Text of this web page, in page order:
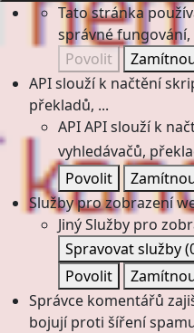
Tato stránka
správné
Povolit
API slouží k načtění
překladů, ...
APIAPI slouží k
vyhledávačů,
Povolit
Služby pro zobrazení
JinýSlužby pro
Spravovat služby
Povolit
Správce komentářů
bojují proti šíření